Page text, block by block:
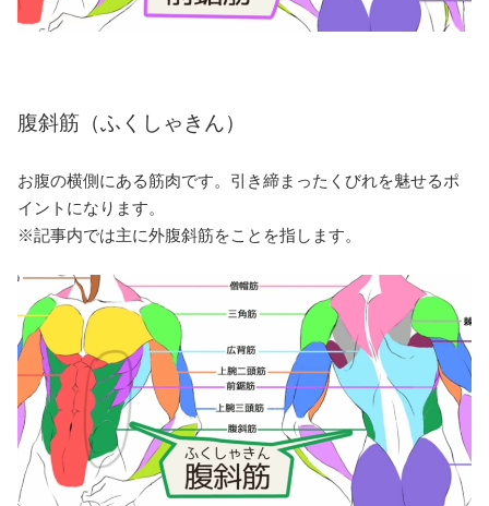
腹斜筋（ふくしゃきん）
お腹の横側にある筋肉です。引き締まったくびれを魅せるポ
イントになります。
※記事内では主に外腹斜筋をことを指します。